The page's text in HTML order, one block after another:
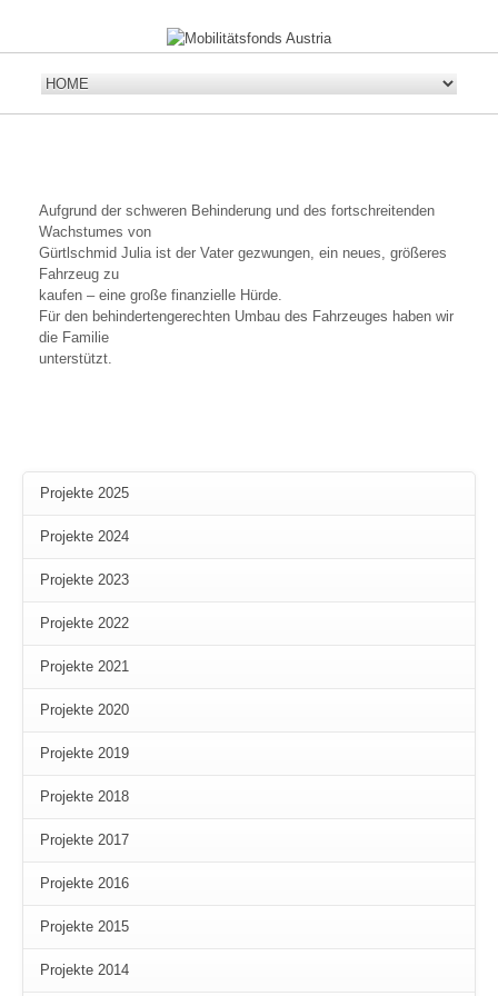
Aufgrund der schweren Behinderung und des fortschreitenden
Wachstumes von
Gürtlschmid Julia ist der Vater gezwungen, ein neues, größeres
Fahrzeug zu
kaufen – eine große finanzielle Hürde.
Für den behindertengerechten Umbau des Fahrzeuges haben wir
die Familie
unterstützt.
Projekte 2025
Projekte 2024
Projekte 2023
Projekte 2022
Projekte 2021
Projekte 2020
Projekte 2019
Projekte 2018
Projekte 2017
Projekte 2016
Projekte 2015
Projekte 2014